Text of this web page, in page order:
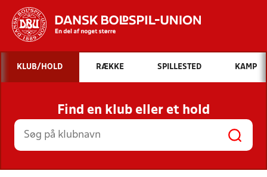
Hvad vil du søge efter?
INDHOLD OG NYHEDER
STILLINGER, RESULTATER, KLUBBER OG
HOLD
KLUB/HOLD RÆKKE SPILLESTED KAMP
Find en klub eller et hold